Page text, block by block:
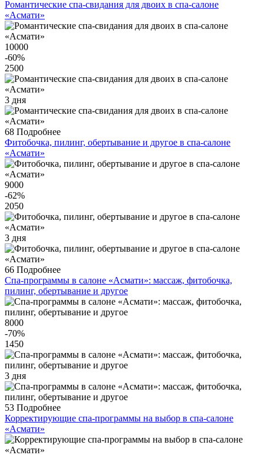
Романтические спа-свидания для двоих в спа-салоне
«Асмати»
10000
-60%
2500
3 дня
68 Подробнее
Фитобочка, пилинг, обертывание и другое в спа-салоне
«Асмати»
9000
-62%
2050
3 дня
66 Подробнее
Спа-программы в салоне «Асмати»: массаж, фитобочка,
пилинг, обертывание и другое
8000
-70%
1450
3 дня
53 Подробнее
Корректирующие спа-программы на выбор в спа-салоне
«Асмати»